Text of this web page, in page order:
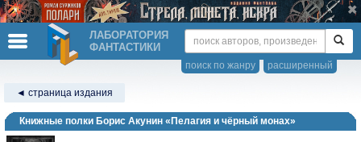
ЛАБОРАТОРИЯ
ФАНТАСТИКИ
расширенный
поиск по жанру
◄ страница издания
Книжные полки Борис Акунин «Пелагия и чёрный монах»